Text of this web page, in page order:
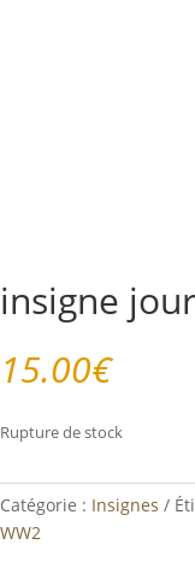
insigne
15.00€
Rupture de stock
Catégorie : Insignes
WW2